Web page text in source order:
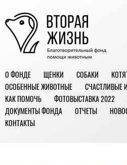
О ФОНДЕ ЩЕНКИ СОБАКИ
ОСОБЕННЫЕ ЖИВОТНЫЕ
СЧАСТЛИВЫЕ
КАК ПОМОЧЬ
ФОТОВЫСТАВКА 2022
ДОКУМЕНТЫ ФОНДА
ОТЧЕТЫ
КОНТАКТЫ